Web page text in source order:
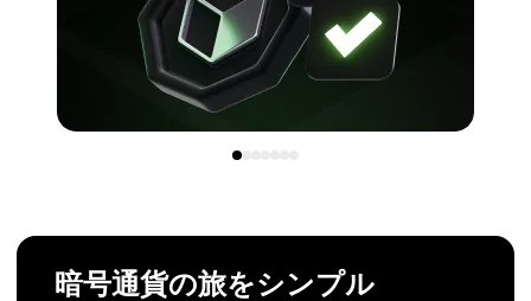
暗号通貨の旅をシンプル